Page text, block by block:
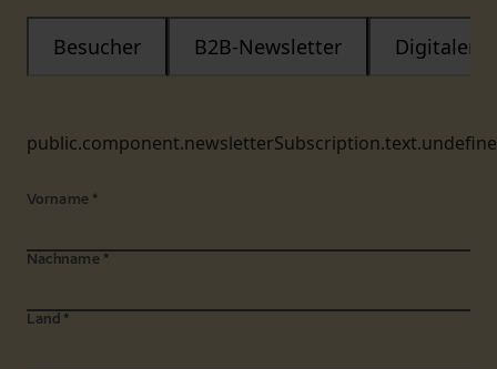
Besucher B2B-Newsletter Digitaler
Vorname *
Nachname *
Land *